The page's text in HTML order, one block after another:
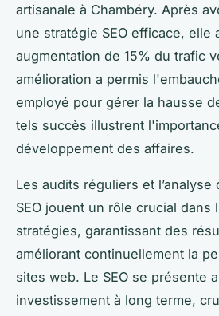
artisanale à Chambéry. Après
une stratégie SEO efficace, elle
augmentation de 15% du trafic
amélioration a permis
employé pour gérer la hausse
tels succès illustrent
développement des affaires.
Les audits réguliers et
SEO jouent un rôle crucial dans
stratégies, garantissant des
améliorant continuellement la
sites web. Le SEO se présente
investissement à long terme,